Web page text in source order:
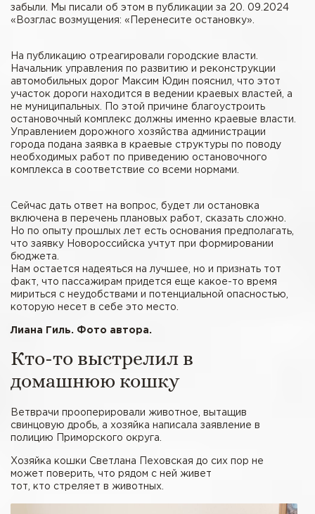
забыли. Мы писали об этом в публикации за 20. 09.2024
«Возглас возмущения: «Перенесите остановку».
На публикацию отреагировали городские власти.
Начальник управления по развитию и реконструкции
автомобильных дорог Максим Юдин пояснил, что этот
участок дороги находится в ведении краевых властей, а
не муниципальных. По этой причине благоустроить
остановочный комплекс должны именно краевые власти.
Управлением дорожного хозяйства администрации
города подана заявка в краевые структуры по поводу
необходимых работ по приведению остановочного
комплекса в соответствие со всеми нормами.
Сейчас дать ответ на вопрос, будет ли остановка
включена в перечень плановых работ, сказать сложно.
Но по опыту прошлых лет есть основания предполагать,
что заявку Новороссийска учтут при формировании
бюджета.
Нам остается надеяться на лучшее, но и признать тот
факт, что пассажирам придется еще какое-то время
мириться с неудобствами и потенциальной опасностью,
которую несет в себе это место.
Лиана Гиль. Фото автора.
Кто-то выстрелил в
домашнюю кошку
Ветврачи прооперировали животное, вытащив
свинцовую дробь, а хозяйка написала заявление в
полицию Приморского округа.
Хозяйка кошки Светлана Пеховская до сих пор не
может поверить, что рядом с ней живет
тот, кто стреляет в животных.